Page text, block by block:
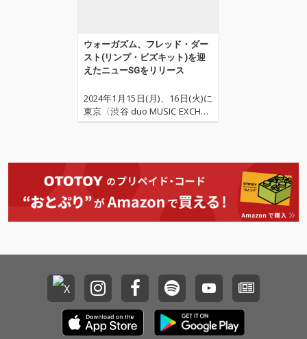
ウォーガズム、フレッド・ダー
スト(リンプ・ビズキット)を迎
えたニューSGをリリース
2024年1月15日(月)、16日(火)に
東京〈渋谷 duo MUSIC EXCHAN
GE〉に来日公演を開催するイギ
ンプ・ビズキットのフロントマ
ンであるフレッド・ダーストを
フィーチャリングに迎